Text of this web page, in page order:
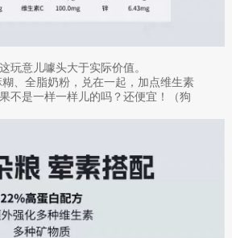
玩意儿噱头大于实际价值。
、全脂奶粉，兑在一起，加点维生素
不是一样一样儿的吗？还便宜！（狗